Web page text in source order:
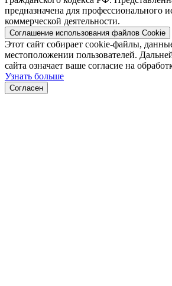
предназначена для профессионального
коммерческой деятельности.
Соглашение использования файлов Cookie
Этот сайт собирает cookie-файлы,
местоположении пользователей.
сайта означает ваше согласие на
Узнать больше
Согласен